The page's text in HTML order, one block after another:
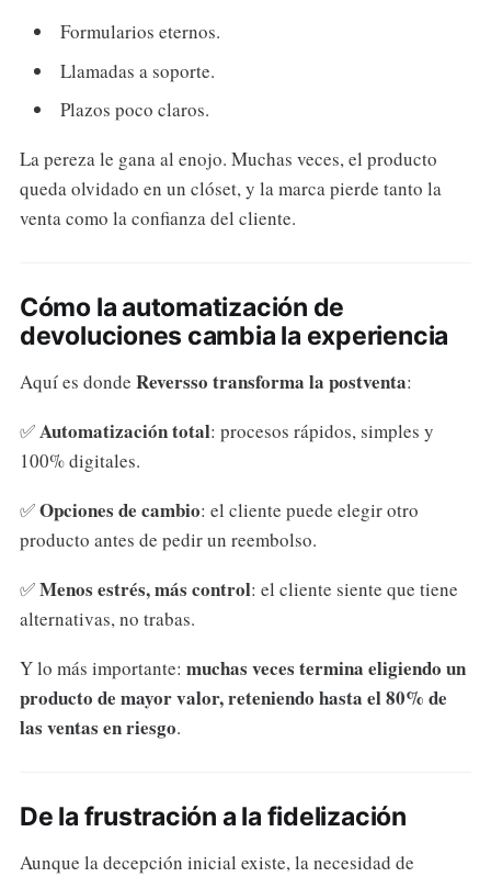
Formularios eternos.
Llamadas a soporte.
Plazos poco claros.
La pereza le gana al enojo. Muchas veces, el producto
queda olvidado en un clóset, y la marca pierde tanto la
venta como la confianza del cliente.
Cómo la automatización de
devoluciones cambia la experiencia
Aquí es donde Reversso transforma la postventa:
✅Automatización total: procesos rápidos, simples y
100% digitales.
✅Opciones de cambio: el cliente puede elegir otro
producto antes de pedir un reembolso.
✅Menos estrés, más control: el cliente siente que tiene
alternativas, no trabas.
Y lo más importante: muchas veces termina eligiendo un
producto de mayor valor, reteniendo hasta el 80% de
las ventas en riesgo.
De la frustración a la fidelización
Aunque la decepción inicial existe, la necesidad de